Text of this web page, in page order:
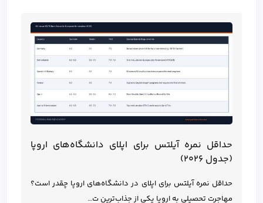
حداقل نمره آیلتس برای اپلای دانشگاه‌های اروپا
(جدول ۲۰۲۶)
حداقل نمره آیلتس برای اپلای در دانشگاه‌های اروپا چقدر است؟
مهاجرت تحصیلی به اروپا یکی از جذاب‌ترین ت…